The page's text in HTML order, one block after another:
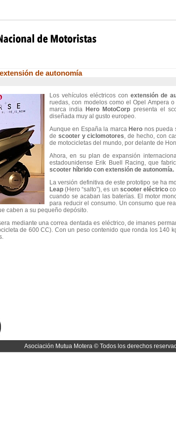
de autonomía
Los vehículos eléctricos con extensión de
ruedas, con modelos como el Opel Ampera
marca india Hero MotoCorp presenta el
diseñada muy al gusto europeo.
Aunque en España la marca Hero nos pueda
de scooter y ciclomotores, de hecho, con
de motocicletas del mundo, por delante de
Ahora, en su plan de expansión
estadounidense Erik Buell Racing, que
scooter híbrido con extensión de autonomía.
La versión definitiva de este prototipo se ha
Leap(Hero “salto”), es un scooter eléctrico
cuando se acaban las baterías. El motor
para reducir el consumo. Un consumo que
caben a su pequeño depósito.
mediante una correa dentada es eléctrico, de imanes
de 600 CC). Con un peso contenido que ronda los 140
Asociación Mutua Motera © Todos los derechos